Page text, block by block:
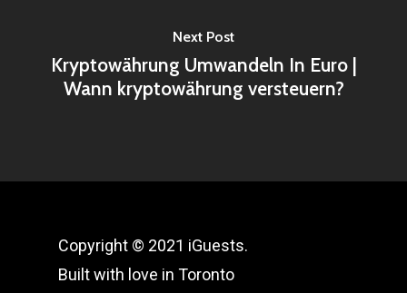
Next Post
Kryptowährung Umwandeln In Euro |
Wann kryptowährung versteuern?
Copyright © 2021 iGuests.
Built with love in Toronto